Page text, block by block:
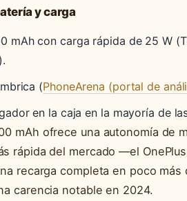
y carga
mAh con carga rápida de 25 W
(PhoneArena (portal de
en la caja en la mayoría de
mAh ofrece una autonomía de
rápida del mercado —el
recarga completa en poco más
carencia notable en 2024.